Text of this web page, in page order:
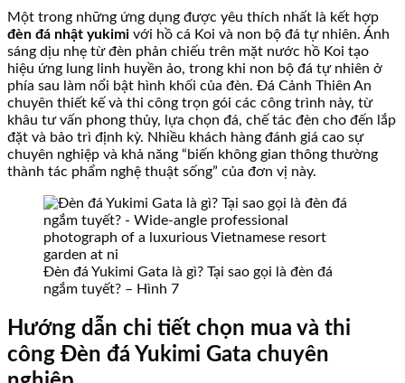
Một trong những ứng dụng được yêu thích nhất là kết hợp
đèn đá nhật yukimi với hồ cá Koi và non bộ đá tự nhiên. Ánh
sáng dịu nhẹ từ đèn phản chiếu trên mặt nước hồ Koi tạo
hiệu ứng lung linh huyền ảo, trong khi non bộ đá tự nhiên ở
phía sau làm nổi bật hình khối của đèn. Đá Cảnh Thiên An
chuyên thiết kế và thi công trọn gói các công trình này, từ
khâu tư vấn phong thủy, lựa chọn đá, chế tác đèn cho đến lắp
đặt và bảo trì định kỳ. Nhiều khách hàng đánh giá cao sự
chuyên nghiệp và khả năng “biến không gian thông thường
thành tác phẩm nghệ thuật sống” của đơn vị này.
Đèn đá Yukimi Gata là gì? Tại sao gọi là đèn đá
ngắm tuyết? – Hình 7
Hướng dẫn chi tiết chọn mua và thi
công Đèn đá Yukimi Gata chuyên